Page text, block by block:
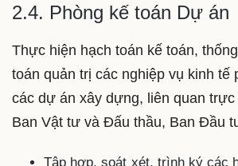
2.4. Phòng kế toán Dự án
Thực hiện hạch toán kế toán,
toán quản trị các nghiệp vụ kinh tế
các dự án xây dựng, liên quan trực
Ban Vật tư và Đấu thầu, Ban Đầu
Tập hợp, soát xét, trình ký các